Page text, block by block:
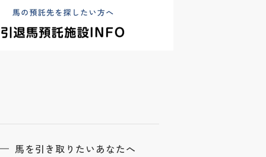
馬を引き取りたいあなたへ